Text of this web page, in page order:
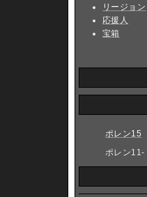
リージョン
応援人
宝箱
ポレン15
ポレン11-